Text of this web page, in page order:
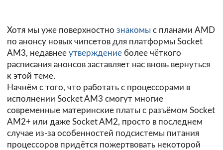
Хотя мы уже поверхностно знакомы с планами AMD
по анонсу новых чипсетов для платформы Socket
AM3, недавнее утверждение более чёткого
расписания анонсов заставляет нас вновь вернуться
к этой теме.
Начнём с того, что работать с процессорами в
исполнении Socket AM3 смогут многие
современные материнские платы с разъёмом Socket
AM2+ или даже Socket AM2, просто в последнем
случае из-за особенностей подсистемы питания
процессоров придётся пожертвовать некоторой